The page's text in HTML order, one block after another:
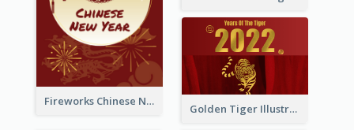
Fireworks Chinese New Year Greeting Card
Golden Tiger Illustration Chinese New Year Greeting Card